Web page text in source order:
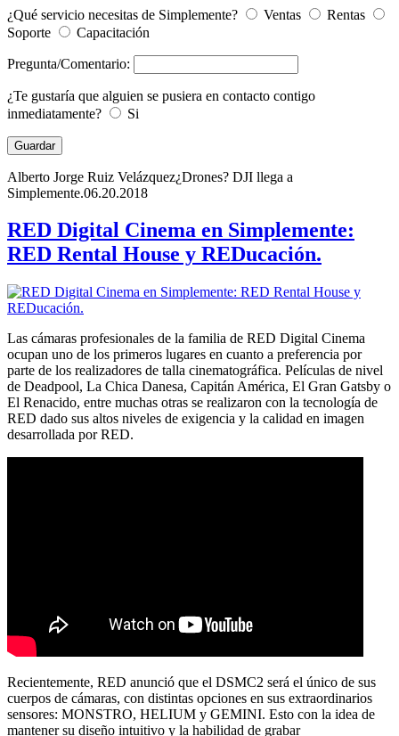
¿Qué servicio necesitas de Simplemente? Ventas
Rentas
Soporte
Capacitación
Pregunta/Comentario:
¿Te gustaría que alguien se pusiera en contacto contigo
inmediatamente?
Si
Alberto Jorge Ruiz Velázquez¿Drones? DJI llega a
Simplemente.06.20.2018
RED Digital Cinema en Simplemente:
RED Rental House y REDucación.
Las cámaras profesionales de la familia de RED Digital Cinema
ocupan uno de los primeros lugares en cuanto a preferencia por
parte de los realizadores de talla cinematográfica. Películas de nivel
de Deadpool, La Chica Danesa, Capitán América, El Gran Gatsby o
El Renacido, entre muchas otras se realizaron con la tecnología de
RED dado sus altos niveles de exigencia y la calidad en imagen
desarrollada por RED.
Recientemente, RED anunció que el DSMC2 será el único de sus
cuerpos de cámaras, con distintas opciones en sus extraordinarios
sensores: MONSTRO, HELIUM y GEMINI. Esto con la idea de
mantener su diseño intuitivo y la habilidad de grabar